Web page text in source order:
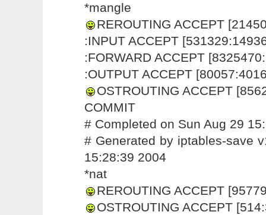
*mangle
REROUTING ACCEPT
:INPUT ACCEPT
:FORWARD ACCEPT
:OUTPUT ACCEPT
OSTROUTING ACCEPT
COMMIT
# Completed on Sun Aug 29
# Generated by iptables-save
15:28:39 2004
*nat
REROUTING ACCEPT
OSTROUTING ACCEPT